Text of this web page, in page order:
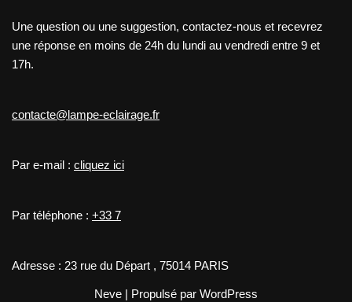
Une question ou une suggestion, contactez-nous et recevrez
une réponse en moins de 24h du lundi au vendredi entre 9 et
17h.
contacte@lampe-eclairage.fr
Par e-mail : cliquez ici
Par téléphone : +33 7
Adresse : 23 rue du Départ , 75014 PARIS
Neve | Propulsé par WordPress